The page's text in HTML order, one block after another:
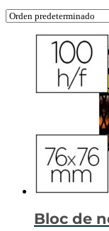
Bloc de